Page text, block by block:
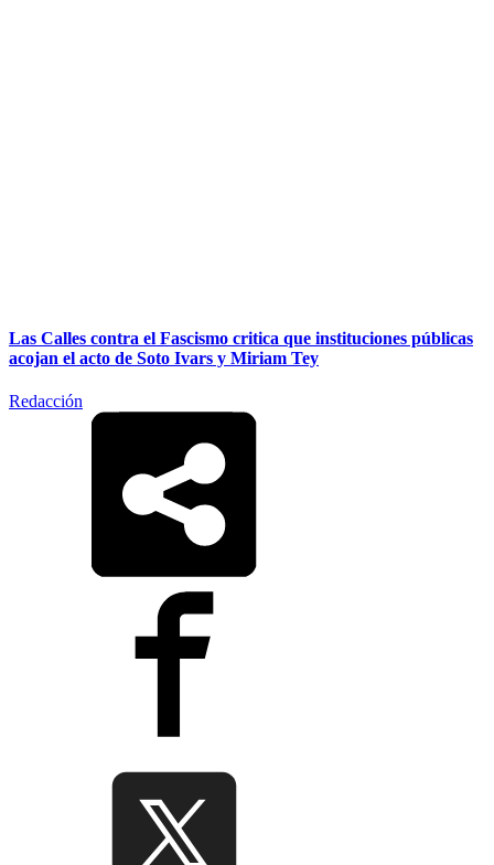
Las Calles contra el Fascismo critica que instituciones públicas
acojan el acto de Soto Ivars y Miriam Tey
Redacción